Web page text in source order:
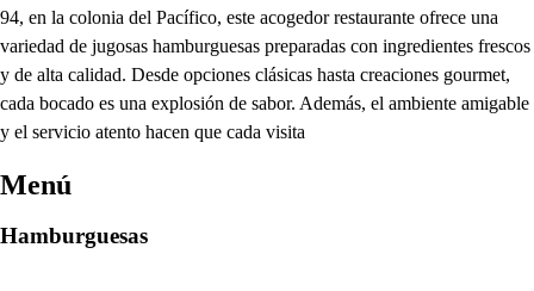
94, en la colonia del Pacífico, este acogedor restaurante ofrece una
variedad de jugosas hamburguesas preparadas con ingredientes frescos
y de alta calidad. Desde opciones clásicas hasta creaciones gourmet,
cada bocado es una explosión de sabor. Además, el ambiente amigable
y el servicio atento hacen que cada visita
Menú
Hamburguesas